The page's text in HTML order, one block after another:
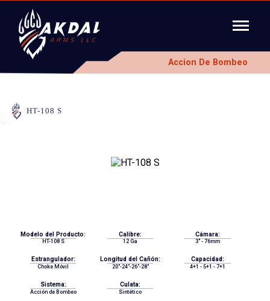
Accion De Bombeo
HT-108 S
Modelo del Producto:
HT-108 S
Calibre:
12 Ga
Cámara:
3" - 76mm
Estrangulador:
Choke Móvil
Longitud del Cañón:
20"-24"-26"-28"
Capacidad:
4+1 - 5+1 - 7+1
Sistema:
Acción de Bombeo
Culata:
Sintético